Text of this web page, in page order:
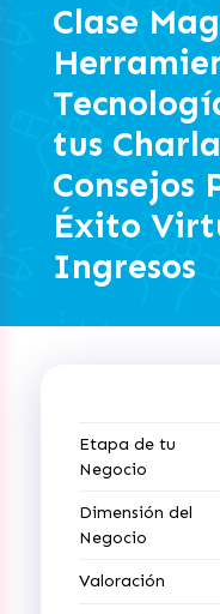
Clase
tus
Consejos
Éxito
Ingresos
Etapa de tu
Negocio
Dimensión del
Negocio
Valoración